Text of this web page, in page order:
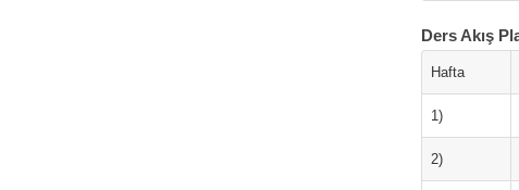
Ders Akış
Hafta
1)
2)